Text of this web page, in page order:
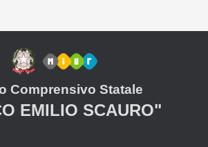
Comprensivo Statale
EMILIO SCAURO"